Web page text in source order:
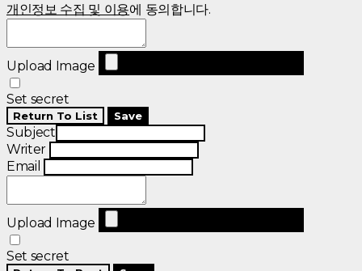
개인정보 수집 및 이용에 동의합니다.
Upload Image
Set secret
Return To List Save
Subject
Writer
Email
Upload Image
Set secret